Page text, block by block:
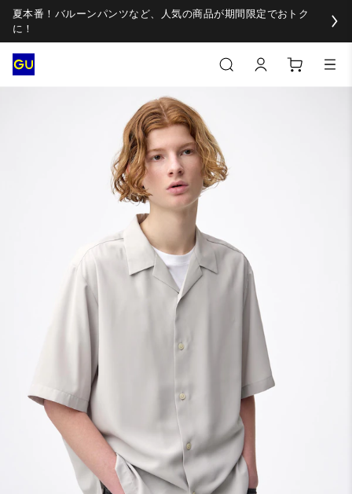
夏本番！バルーンパンツなど、人気の商品が期間限定でおトク
に！